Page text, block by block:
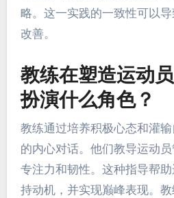
培养胜利心态。第三，保持
挑战视为改进的机会。最后，
域。
职业运动员如何
自我对话策略？
职业运动员可以通过识别他
来创建个性化的自我对话策